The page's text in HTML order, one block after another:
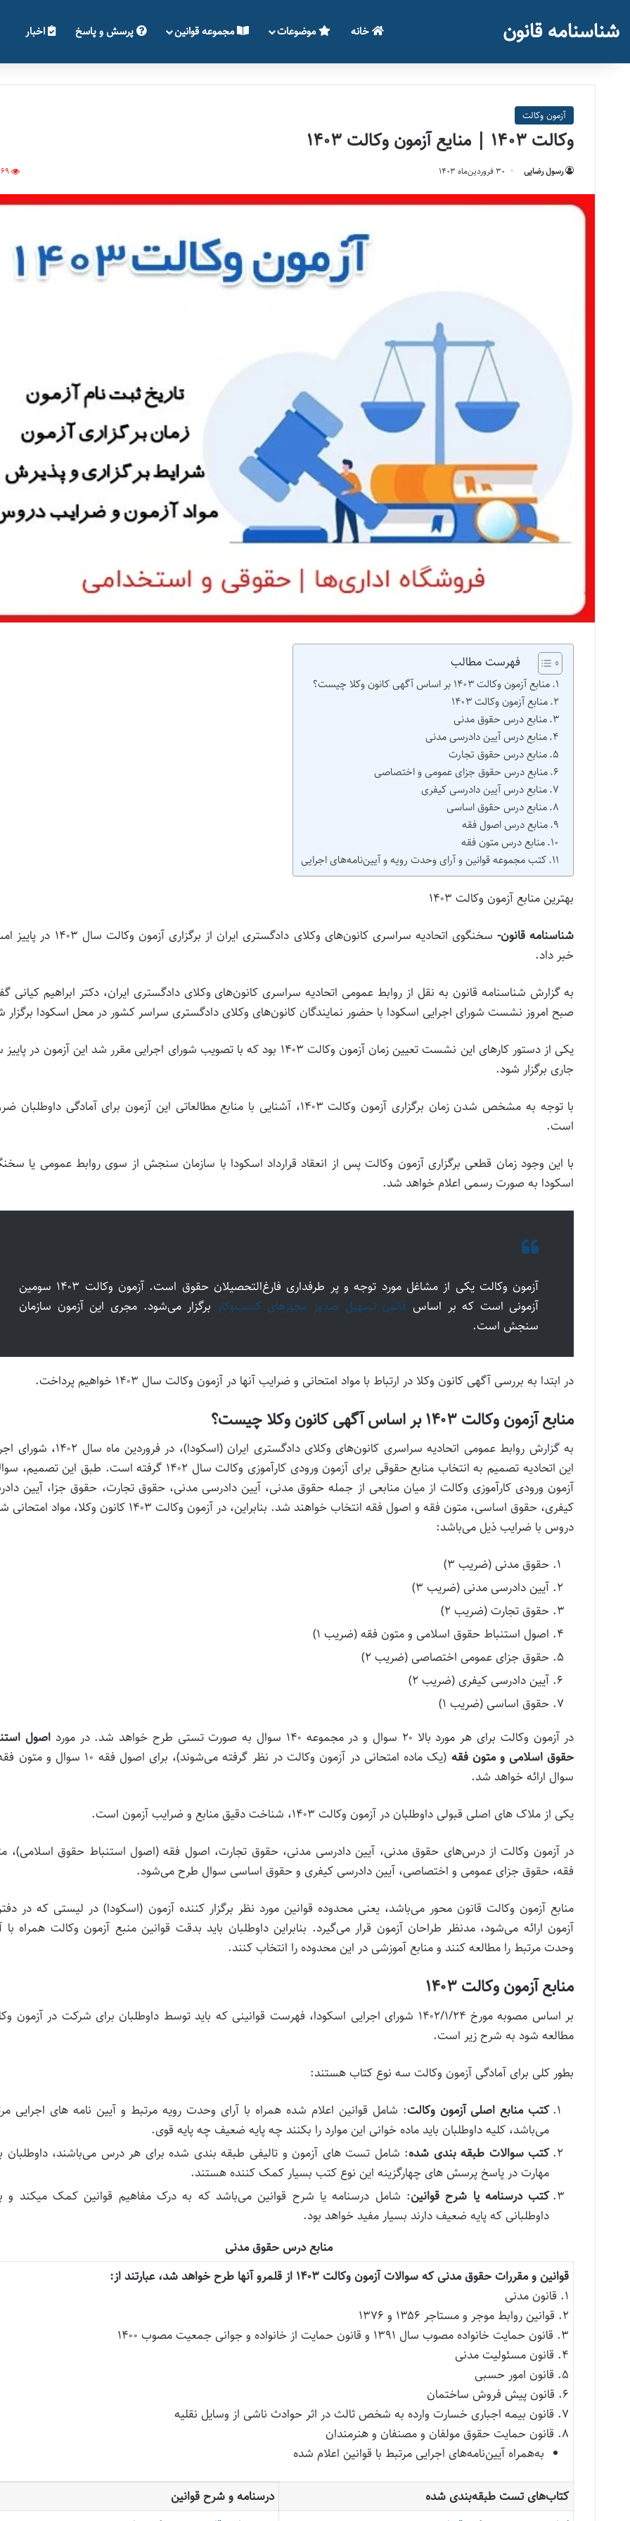
شناسنامه قانون خانه موضوعات مجموعه قوانین پرسش و پاسخ اخبار
آزمون وکالت
وکالت 1403 | منایع آزمون وکالت ۱۴۰۳
رسول رضایی ۳۰ فروردین‌ماه ۱۴۰۳
فهرست مطالب
منابع آزمون وکالت ۱۴۰۳ بر اساس آگهی کانون وکلا چیست؟
منابع آزمون وکالت ۱۴۰۳
منابع درس حقوق مدنی
منابع درس آیین دادرسی مدنی
منابع درس حقوق تجارت
منابع درس حقوق جزای عمومی و اختصاصی
منابع درس آیین دادرسی کیفری
منابع درس حقوق اساسی
منابع درس اصول فقه
منابع درس متون فقه
کتب مجموعه قوانین و آرای وحدت رویه و آیین‌نامه‌های اجرایی
بهترین منابع آزمون وکالت ۱۴۰۳
شناسنامه قانون-
سخنگوی اتحادیه سراسری کانون‌های وکلای دادگستری ایران از برگزاری آزمون
خبر داد.
به گزارش شناسنامه قانون به نقل از روابط عمومی اتحادیه سراسری کانون‌های وکلای دادگستری ایران، دکتر ابراهیم کیانی
صبح امروز نشست شورای اجرایی اسکودا با حضور نمایندگان کانون‌های وکلای دادگستری سراسر کشور در محل اسکودا برگزار
یکی از دستور کارهای این نشست تعیین زمان آزمون وکالت ۱۴۰۳ بود که با تصویب شورای اجرایی مقرر شد این آزمون در
جاری برگزار شود.
با توجه به مشخص شدن زمان برگزاری آزمون وکالت ۱۴۰۳، آشنایی با منابع مطالعاتی این آزمون برای آمادگی
است.
با این وجود زمان قطعی برگزاری آزمون وکالت پس از انعقاد قرارداد اسکودا با سازمان سنجش از سوی روابط عمومی یا
اسکودا به صورت رسمی اعلام خواهد شد.
آزمون وکالت یکی از مشاغل مورد توجه و پر طرفداری فارغ‌التحصیلان حقوق است. آزمون وکالت ۱۴۰۳ سومین
آزمونی است که بر اساس قانون تسهیل صدور مجوزهای کسب‌وکار برگزار می‌شود. مجری این آزمون سازمان
سنجش است.
در ابتدا به بررسی آگهی کانون وکلا در ارتباط با مواد امتحانی و ضرایب آنها در آزمون وکالت سال ۱۴۰۳ خواهیم پرداخت.
منابع آزمون وکالت ۱۴۰۳ بر اساس آگهی کانون وکلا چیست؟
به گزارش روابط عمومی اتحادیه سراسری کانون‌های وکلای دادگستری ایران (اسکودا)، در
این اتحادیه تصمیم به انتخاب منابع حقوقی برای آزمون ورودی کارآموزی وکالت سال ۱۴۰۲ گرفته است. طبق این
آزمون ورودی کارآموزی وکالت از میان منابعی از جمله حقوق مدنی، آیین دادرسی مدنی، حقوق تجارت، حقوق جزا، آیین
کیفری، حقوق اساسی، متون فقه و اصول فقه انتخاب خواهند شد. بنابراین، در آزمون وکالت ۱۴۰۳ کانون وکلا،
دروس با ضرایب ذیل می‌باشد:
حقوق مدنی (ضریب ۳)
آیین دادرسی مدنی (ضریب ۳)
حقوق تجارت (ضریب ۲)
اصول استنباط حقوق اسلامی و متون فقه (ضریب ۱)
حقوق جزای عمومی اختصاصی (ضریب ۲)
آیین دادرسی کیفری (ضریب ۲)
حقوق اساسی (ضریب ۱)
در آزمون وکالت برای هر مورد بالا ۲۰ سوال و در مجموعه ۱۴۰ سوال به صورت تستی طرح خواهد شد. در مورد
اصول
حقوق اسلامی و متون فقه
سوال ارائه خواهد شد.
یکی از ملاک های اصلی قبولی داوطلبان در آزمون وکالت ۱۴۰۳، شناخت دقیق منابع و ضرایب آزمون است.
در آزمون وکالت از درس‌های حقوق مدنی، آیین دادرسی مدنی، حقوق تجارت، اصول فقه (اصول استنباط حقوق اسلامی)،
فقه، حقوق جزای عمومی و اختصاصی، آیین دادرسی کیفری و حقوق اساسی سوال طرح می‌شود.
منابع آزمون وکالت قانون محور می‌باشد، یعنی محدوده قوانین مورد نظر برگزار کننده آزمون (اسکودا) در لیستی که در
آزمون ارائه می‌شود، مدنظر طراحان آزمون قرار می‌گیرد. بنابراین داوطلبان باید بدقت قوانین منبع آزمون وکالت همراه با
وحدت مرتبط را مطالعه کنند و منابع آموزشی در این محدوده را انتخاب کنند.
منابع آزمون وکالت ۱۴۰۳
بر اساس مصوبه مورخ ۱۴۰۲/۱/۲۴ شورای اجرایی اسکودا، فهرست قوانینی که باید توسط داوطلبان برای شرکت در آزمون
مطالعه شود به شرح زیر است.
بطور کلی برای آمادگی آزمون وکالت سه نوع کتاب هستند:
کتب منابع اصلی آزمون وکالت: شامل قوانین اعلام شده همراه با آرای وحدت رویه مرتبط و آیین نامه های اجرایی
می‌باشد، کلیه داوطلبان باید ماده خوانی این موارد را بکنند چه پایه ضعیف چه پایه قوی.
کتب سوالات طبقه بندی شده: شامل تست های آزمون و تالیفی طبقه بندی شده برای هر درس می‌باشند، داوطلبان
مهارت در پاسخ پرسش های چهارگزینه این نوع کتب بسیار کمک کننده هستند.
کتب درسنامه یا شرح قوانین: شامل درسنامه یا شرح قوانین می‌باشد که به درک مفاهیم قوانین کمک میکند و
داوطلبانی که پایه ضعیف دارند بسیار مفید خواهد بود.
منابع درس حقوق مدنی
قوانین و مقررات حقوق مدنی که سوالات آزمون وکالت ۱۴۰۳ از قلمرو آنها طرح خواهد شد، عبارتند از:
۱. قانون مدنی
۲. قوانین روابط موجر و مستاجر ۱۳۵۶ و ۱۳۷۶
۳. قانون حمایت خانواده مصوب سال ۱۳۹۱ و قانون حمایت از خانواده و جوانی جمعیت مصوب ۱۴۰۰
۴. قانون مسئولیت مدنی
۵. قانون امور حسبی
۶. قانون پیش فروش ساختمان
۷. قانون بیمه اجباری خسارت وارده به شخص ثالث در اثر حوادث ناشی از وسایل نقلیه
۸. قانون حمایت حقوق مولفان و مصنفان و هنرمندان
به‌همراه آیین‌نامه‌های اجرایی مرتبط با قوانین اعلام شده
کتاب‌های تست طبقه‌بندی شده
درسنامه و شرح قوانین